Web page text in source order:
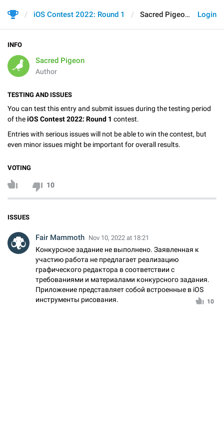
Login
iOS Contest 2022: Round 1 Sacred Pigeon
INFO
Sacred Pigeon
Author
TESTING AND ISSUES
You can test this entry and submit issues during the testing period
of theiOS Contest 2022: Round 1 contest.
Entries with serious issues will not be able to win the contest, but
even minor issues might be important for overall results.
VOTING
10
ISSUES
Fair Mammoth Nov 10, 2022 at 18:21
Конкурсное задание не выполнено. Заявленная к
участию работа не предлагает реализацию
графического редактора в соответствии с
требованиями и материалами конкурсного задания.
Приложение представляет собой встроенные в iOS
инструменты рисования.
10